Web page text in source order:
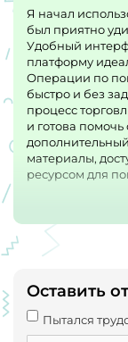
Я начал
был приятно
Удобный
платформу
Операции по
быстро и без
процесс
и готова
материалы,
ресурсом для
безопасности
на высоком
рекомендую эту
торговать на
Оставить
Пытался